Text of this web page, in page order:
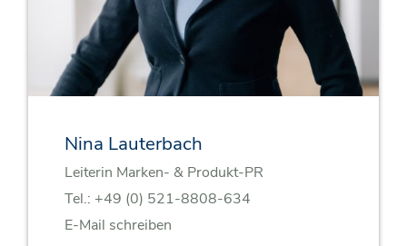
Nina Lauterbach
Leiterin Marken- & Produkt-PR
Tel.: +49 (0) 521-8808-634
E-Mail schreiben